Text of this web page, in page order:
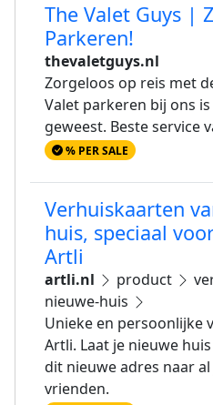
The Valet Guys |
Parkeren!
thevaletguys.nl
Zorgeloos op reis met
Valet parkeren bij ons
geweest. Beste service
% PER SALE
Verhuiskaarten
huis, speciaal
Artli
artli.nl product
nieuwe-huis
Unieke en persoonlijke
Artli. Laat je nieuwe
dit nieuwe adres naar al
vrienden.